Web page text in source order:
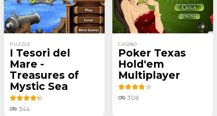
PUZZLE
I Tesori del
Mare -
Treasures of
Mystic Sea
344
CASINO
Poker Texas
Hold'em
Multiplayer
308